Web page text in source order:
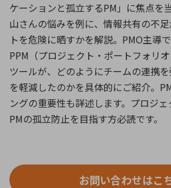
ミリ波レーダー
ブログ｜ここから始まる
製品製造・加工
レーダ・衛星通信
照射
シミュレーター
特定用途向け・その他
医療機器
Q
R S
U
V W
Y
Z
ケーションと孤立するPM」に焦点を
山さんの悩みを例に、情報共有の不
トを危険に晒すかを解説。PMO主導
PPM（プロジェクト・ポートフォリオ
ツールが、どのようにチームの連携
を軽減したのかを具体的にご紹介。
ングの重要性も詳述します。プロジェ
PMの孤立防止を目指す方必読です。
お問い合わせはこ